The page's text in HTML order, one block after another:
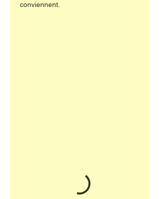
conviennent.